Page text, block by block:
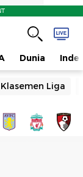
Dunia
Klasemen Liga